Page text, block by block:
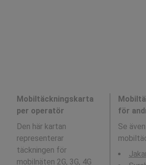
Mobiltäckningskarta
per operatör
Den här kartan
representerar
täckningen för
mobilnäten 2G, 3G, 4G
för
Se